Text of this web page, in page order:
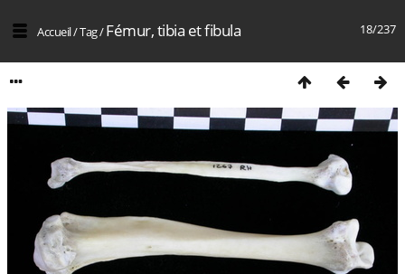
18/237
Accueil/Tag/Fémur, tibia et fibula